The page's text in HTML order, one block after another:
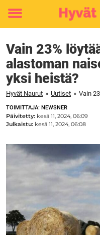
Toggle
Vain 23%
alastoman
yksi heistä?
Hyvät Naurut » Uutiset »
TOIMITTAJA: NEWSNER
Päivitetty: kesä 11, 2024, 06:09
Julkaistu: kesä 11, 2024, 06:08